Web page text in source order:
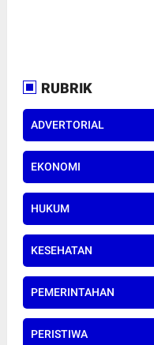
RUBRIK
ADVERTORIAL
EKONOMI
HUKUM
KESEHATAN
PEMERINTAHAN
PERISTIWA